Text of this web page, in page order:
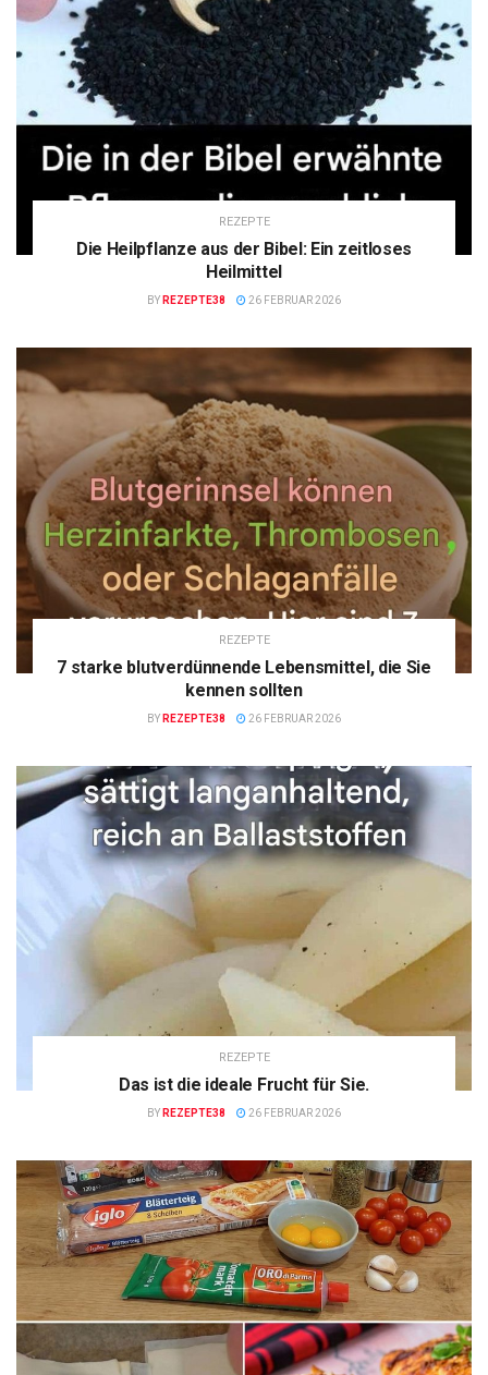
REZEPTE
Die Heilpflanze aus der Bibel: Ein zeitloses
Heilmittel
BY REZEPTE38 26 FEBRUAR 2026
REZEPTE
7 starke blutverdünnende Lebensmittel, die Sie
kennen sollten
BY REZEPTE38 26 FEBRUAR 2026
REZEPTE
Das ist die ideale Frucht für Sie.
BY REZEPTE38 26 FEBRUAR 2026